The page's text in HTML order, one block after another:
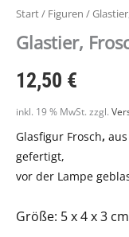
Start/ Figuren /
Glastier,
12,50 €
inkl. 19 % MwSt. zzgl.
Glasfigur Frosch,
gefertigt,
vor der Lampe
Größe: 5 x 4 x 3 cm